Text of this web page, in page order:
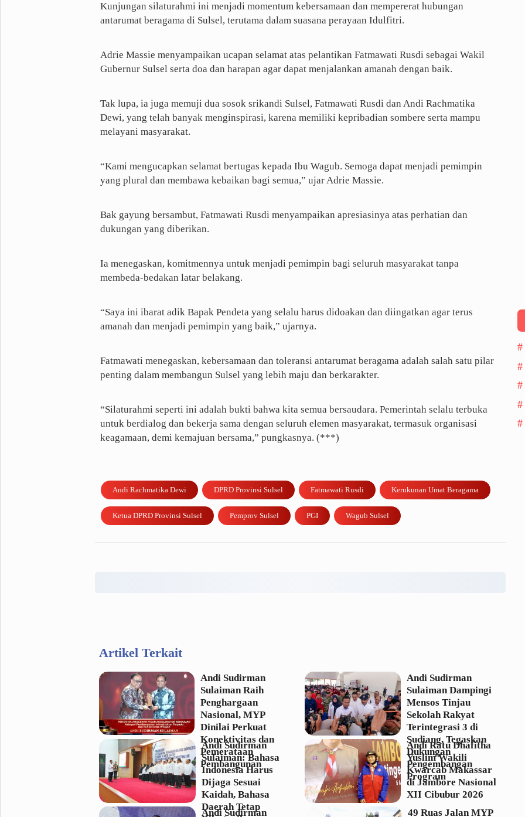
Kunjungan silaturahmi ini menjadi momentum kebersamaan dan mempererat hubungan
antarumat beragama di Sulsel, terutama dalam suasana perayaan Idulfitri.
Adrie Massie menyampaikan ucapan selamat atas pelantikan Fatmawati Rusdi sebagai Wakil
Gubernur Sulsel serta doa dan harapan agar dapat menjalankan amanah dengan baik.
Tak lupa, ia juga memuji dua sosok srikandi Sulsel, Fatmawati Rusdi dan Andi Rachmatika
Dewi, yang telah banyak menginspirasi, karena memiliki kepribadian sombere serta mampu
melayani masyarakat.
“Kami mengucapkan selamat bertugas kepada Ibu Wagub. Semoga dapat menjadi pemimpin
yang plural dan membawa kebaikan bagi semua,” ujar Adrie Massie.
Bak gayung bersambut, Fatmawati Rusdi menyampaikan apresiasinya atas perhatian dan
dukungan yang diberikan.
Ia menegaskan, komitmennya untuk menjadi pemimpin bagi seluruh masyarakat tanpa
membeda-bedakan latar belakang.
“Saya ini ibarat adik Bapak Pendeta yang selalu harus didoakan dan diingatkan agar terus
amanah dan menjadi pemimpin yang baik,” ujarnya.
Fatmawati menegaskan, kebersamaan dan toleransi antarumat beragama adalah salah satu pilar
penting dalam membangun Sulsel yang lebih maju dan berkarakter.
“Silaturahmi seperti ini adalah bukti bahwa kita semua bersaudara. Pemerintah selalu terbuka
untuk berdialog dan bekerja sama dengan seluruh elemen masyarakat, termasuk organisasi
keagamaan, demi kemajuan bersama,” pungkasnya. (***)
Andi Rachmatika Dewi DPRD Provinsi Sulsel Fatmawati Rusdi Kerukunan Umat Beragama
Ketua DPRD Provinsi Sulsel Pemprov Sulsel PGI Wagub Sulsel
Artikel Terkait
Andi Sudirman
Sulaiman Raih
Penghargaan
Nasional, MYP
Dinilai Perkuat
Konektivitas dan
Pemerataan
Pembangunan
Andi Sudirman
Sulaiman Dampingi
Mensos Tinjau
Sekolah Rakyat
Terintegrasi 3 di
Sudiang, Tegaskan
Dukungan
Pengembangan
Program
Andi Sudirman
Sulaiman: Bahasa
Indonesia Harus
Dijaga Sesuai
Kaidah, Bahasa
Daerah Tetap
Andi Ratu Dhafitha
Yuslim Wakili
Kwarcab Makassar
di Jambore Nasional
XII Cibubur 2026
Andi Sudirman
49 Ruas Jalan MYP